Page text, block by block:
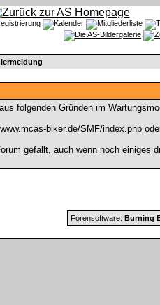
folgenden Gründen im
biker.de/SMF/index.php
gefällt, auch wenn noch einiges
Forensoftware: Burning